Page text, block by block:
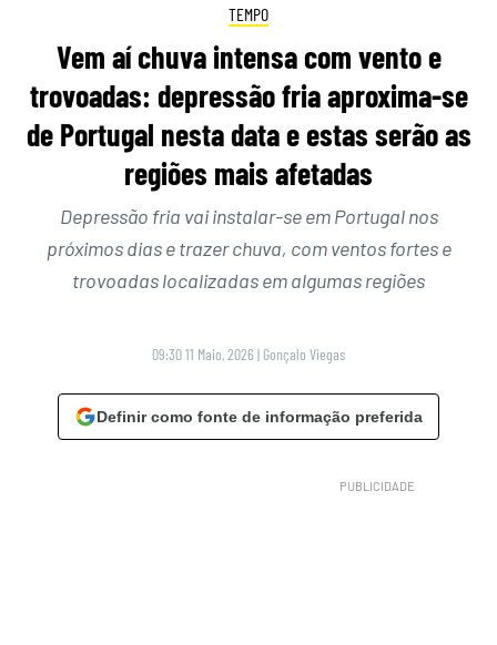
TEMPO
Vem aí chuva intensa com vento e
trovoadas: depressão fria aproxima-se
de Portugal nesta data e estas serão as
regiões mais afetadas
Depressão fria vai instalar-se em Portugal nos
próximos dias e trazer chuva, com ventos fortes e
trovoadas localizadas em algumas regiões
09:30 11 Maio, 2026 | Gonçalo Viegas
Definir como fonte de informação preferida